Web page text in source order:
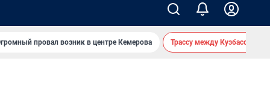
провал возник в центре Кемерова Трассу между Кузбассом и